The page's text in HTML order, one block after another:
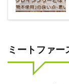
ミートファー